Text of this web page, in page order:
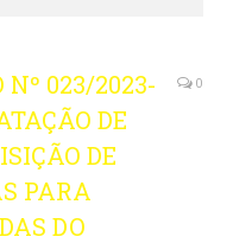
Nº 023/2023-
DE
DE
PARA
DO
0